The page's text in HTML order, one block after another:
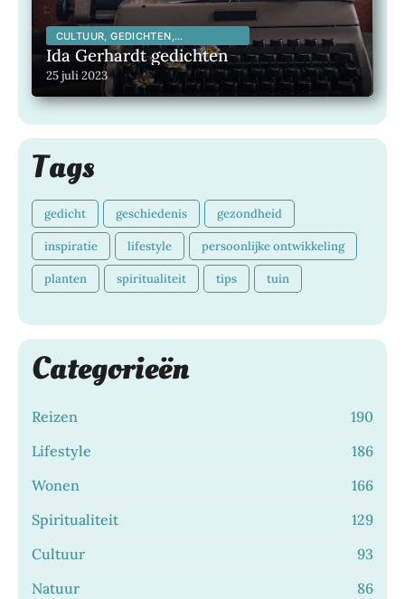
CULTUUR, GEDICHTEN,
INSPIRERENDE KUNSTENAARS,
INSPIRERENDE MENSEN,
LITERATUUR, MAATSCHAPPELIJK,
Ida Gerhardt gedichten
25 juli 2023
Tags
gedicht geschiedenis gezondheid
inspiratie lifestyle persoonlijke ontwikkeling
planten spiritualiteit tips tuin
Categorieën
Reizen
190
Lifestyle
186
Wonen
166
Spiritualiteit
129
Cultuur
93
Natuur
86